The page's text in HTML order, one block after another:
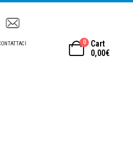
0
Cart
0,00€